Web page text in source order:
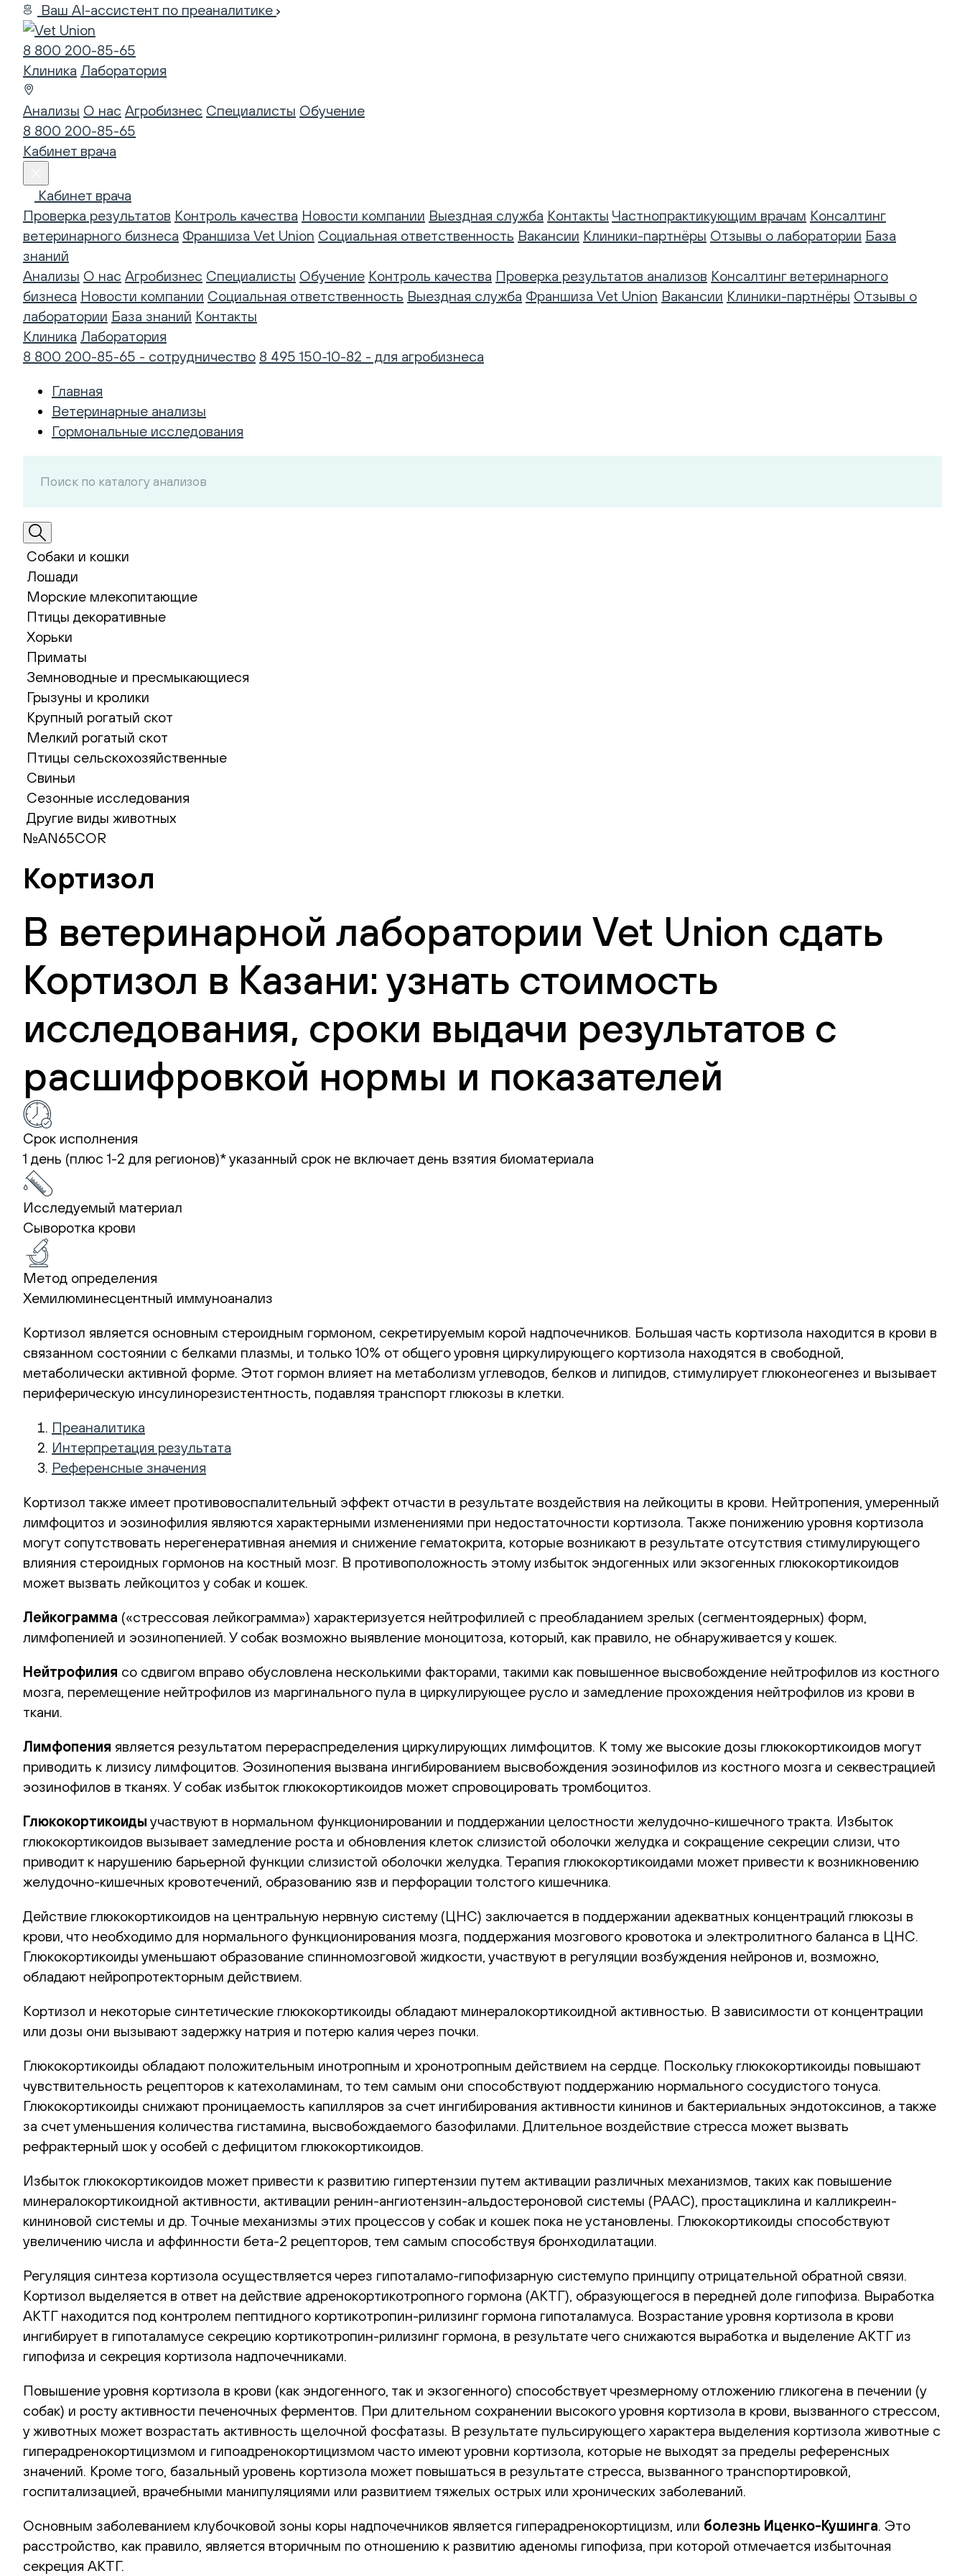
Ваш AI-ассистент по преаналитике
8 800 200-85-65
Клиника Лаборатория
Анализы О нас Агробизнес Специалисты Обучение
8 800 200-85-65
Кабинет врача
Кабинет врача
Проверка результатов Контроль качества Новости компании Выездная служба Контакты Частнопрактикующим врачам Консалтинг
ветеринарного бизнеса Франшиза Vet Union Социальная ответственность Вакансии Клиники-партнёры Отзывы о лаборатории База
знаний
Анализы О нас Агробизнес Специалисты Обучение Контроль качества Проверка результатов анализов Консалтинг ветеринарного
бизнеса Новости компании Социальная ответственность Выездная служба Франшиза Vet Union Вакансии Клиники-партнёры Отзывы о
лаборатории База знаний Контакты
Клиника Лаборатория
8 800 200-85-65 - сотрудничество 8 495 150-10-82 - для агробизнеса
Главная
Ветеринарные анализы
Гормональные исследования
Собаки и кошки
Лошади
Морские млекопитающие
Птицы декоративные
Хорьки
Приматы
Земноводные и пресмыкающиеся
Грызуны и кролики
Крупный рогатый скот
Мелкий рогатый скот
Птицы сельскохозяйственные
Свиньи
Сезонные исследования
Другие виды животных
№AN65COR
Кортизол
В ветеринарной лаборатории Vet Union сдать
Кортизол в Казани: узнать стоимость
исследования, сроки выдачи результатов с
расшифровкой нормы и показателей
Срок исполнения
1 день (плюс 1-2 для регионов)*указанный срок не включает день взятия биоматериала
Исследуемый материал
Сыворотка крови
Метод определения
Хемилюминесцентный иммуноанализ
Кортизол является основным стероидным гормоном, секретируемым корой надпочечников. Большая часть кортизола находится в крови в
связанном состоянии с белками плазмы, и только 10% от общего уровня циркулирующего кортизола находятся в свободной,
метаболически активной форме. Этот гормон влияет на метаболизм углеводов, белков и липидов, стимулирует глюконеогенез и вызывает
периферическую инсулинорезистентность, подавляя транспорт глюкозы в клетки.
Преаналитика
Интерпретация результата
Референсные значения
Кортизол также имеет противовоспалительный эффект отчасти в результате воздействия на лейкоциты в крови. Нейтропения, умеренный
лимфоцитоз и эозинофилия являются характерными изменениями при недостаточности кортизола. Также понижению уровня кортизола
могут сопутствовать нерегенеративная анемия и снижение гематокрита, которые возникают в результате отсутствия стимулирующего
влияния стероидных гормонов на костный мозг. В противоположность этому избыток эндогенных или экзогенных глюкокортикоидов
может вызвать лейкоцитоз у собак и кошек.
Лейкограмма («стрессовая лейкограмма») характеризуется нейтрофилией с преобладанием зрелых (сегментоядерных) форм,
лимфопенией и эозинопенией. У собак возможно выявление моноцитоза, который, как правило, не обнаруживается у кошек.
Нейтрофилия со сдвигом вправо обусловлена несколькими факторами, такими как повышенное высвобождение нейтрофилов из костного
мозга, перемещение нейтрофилов из маргинального пула в циркулирующее русло и замедление прохождения нейтрофилов из крови в
ткани.
Лимфопения является результатом перераспределения циркулирующих лимфоцитов. К тому же высокие дозы глюкокортикоидов могут
приводить к лизису лимфоцитов. Эозинопения вызвана ингибированием высвобождения эозинофилов из костного мозга и секвестрацией
эозинофилов в тканях. У собак избыток глюкокортикоидов может спровоцировать тромбоцитоз.
Глюкокортикоиды участвуют в нормальном функционировании и поддержании целостности желудочно-кишечного тракта. Избыток
глюкокортикоидов вызывает замедление роста и обновления клеток слизистой оболочки желудка и сокращение секреции слизи, что
приводит к нарушению барьерной функции слизистой оболочки желудка. Терапия глюкокортикоидами может привести к возникновению
желудочно-кишечных кровотечений, образованию язв и перфорации толстого кишечника.
Действие глюкокортикоидов на центральную нервную систему (ЦНС) заключается в поддержании адекватных концентраций глюкозы в
крови, что необходимо для нормального функционирования мозга, поддержания мозгового кровотока и электролитного баланса в ЦНС.
Глюкокортикоиды уменьшают образование спинномозговой жидкости, участвуют в регуляции возбуждения нейронов и, возможно,
обладают нейропротекторным действием.
Кортизол и некоторые синтетические глюкокортикоиды обладают минералокортикоидной активностью. В зависимости от концентрации
или дозы они вызывают задержку натрия и потерю калия через почки.
Глюкокортикоиды обладают положительным инотропным и хронотропным действием на сердце. Поскольку глюкокортикоиды повышают
чувствительность рецепторов к катехоламинам, то тем самым они способствуют поддержанию нормального сосудистого тонуса.
Глюкокортикоиды снижают проницаемость капилляров за счет ингибирования активности кининов и бактериальных эндотоксинов, а также
за счет уменьшения количества гистамина, высвобождаемого базофилами. Длительное воздействие стресса может вызвать
рефрактерный шок у особей с дефицитом глюкокортикоидов.
Избыток глюкокортикоидов может привести к развитию гипертензии путем активации различных механизмов, таких как повышение
минералокортикоидной активности, активации ренин-ангиотензин-альдостероновой системы (РААС), простациклина и калликреин-
кининовой системы и др. Точные механизмы этих процессов у собак и кошек пока не установлены. Глюкокортикоиды способствуют
увеличению числа и аффинности бета-2 рецепторов, тем самым способствуя бронходилатации.
Регуляция синтеза кортизола осуществляется через гипоталамо-гипофизарную системупо принципу отрицательной обратной связи.
Кортизол выделяется в ответ на действие адренокортикотропного гормона (АКТГ), образующегося в передней доле гипофиза. Выработка
АКТГ находится под контролем пептидного кортикотропин-рилизинг гормона гипоталамуса. Возрастание уровня кортизола в крови
ингибирует в гипоталамусе секрецию кортикотропин-рилизинг гормона, в результате чего снижаются выработка и выделение АКТГ из
гипофиза и секреция кортизола надпочечниками.
Повышение уровня кортизола в крови (как эндогенного, так и экзогенного) способствует чрезмерному отложению гликогена в печении (у
собак) и росту активности печеночных ферментов. При длительном сохранении высокого уровня кортизола в крови, вызванного стрессом,
у животных может возрастать активность щелочной фосфатазы. В результате пульсирующего характера выделения кортизола животные с
гиперадренокортицизмом и гипоадренокортицизмом часто имеют уровни кортизола, которые не выходят за пределы референсных
значений. Кроме того, базальный уровень кортизола может повышаться в результате стресса, вызванного транспортировкой,
госпитализацией, врачебными манипуляциями или развитием тяжелых острых или хронических заболеваний.
Основным заболеванием клубочковой зоны коры надпочечников является гиперадренокортицизм, или болезнь Иценко-Кушинга . Это
расстройство, как правило, является вторичным по отношению к развитию аденомы гипофиза, при которой отмечается избыточная
секреция АКТГ.